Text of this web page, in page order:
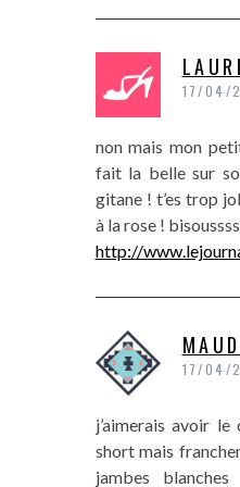
17/04/
non mais mon
fait la belle sur
gitane ! t’es trop
à la rose !
http://
17/04/
j’aimerais avoir
short mais
jambes